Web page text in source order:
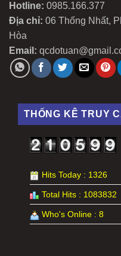
Hotline: 0985.166.377
Địa chỉ: 06 Thống Nhất,
Hòa
Email:
THỐNG KÊ TRUY
Hits Today : 1326
Total Hits : 1083832
Who's Online : 8